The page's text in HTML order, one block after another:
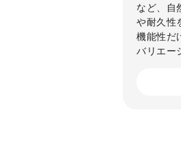
など、自
や耐久性
機能性だ
バリエー